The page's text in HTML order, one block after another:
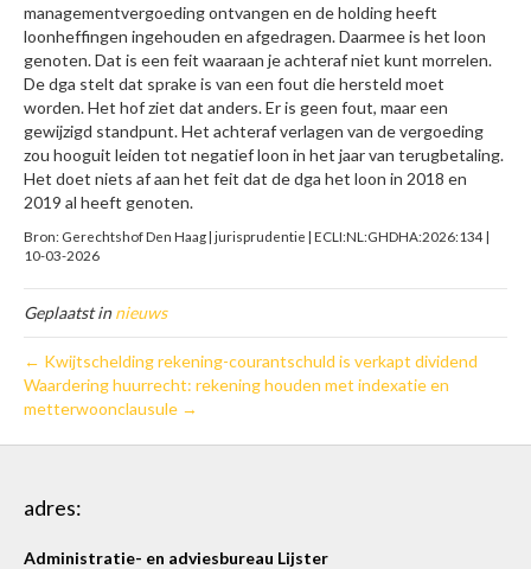
managementvergoeding ontvangen en de holding heeft
loonheffingen ingehouden en afgedragen. Daarmee is het loon
genoten. Dat is een feit waaraan je achteraf niet kunt morrelen.
De dga stelt dat sprake is van een fout die hersteld moet
worden. Het hof ziet dat anders. Er is geen fout, maar een
gewijzigd standpunt. Het achteraf verlagen van de vergoeding
zou hooguit leiden tot negatief loon in het jaar van terugbetaling.
Het doet niets af aan het feit dat de dga het loon in 2018 en
2019 al heeft genoten.
Bron: Gerechtshof Den Haag | jurisprudentie | ECLI:NL:GHDHA:2026:134 |
10-03-2026
Geplaatst innieuws
← Kwijtschelding rekening-courantschuld is verkapt dividend
Waardering huurrecht: rekening houden met indexatie en
metterwoonclausule →
adres:
Administratie- en adviesbureau Lijster